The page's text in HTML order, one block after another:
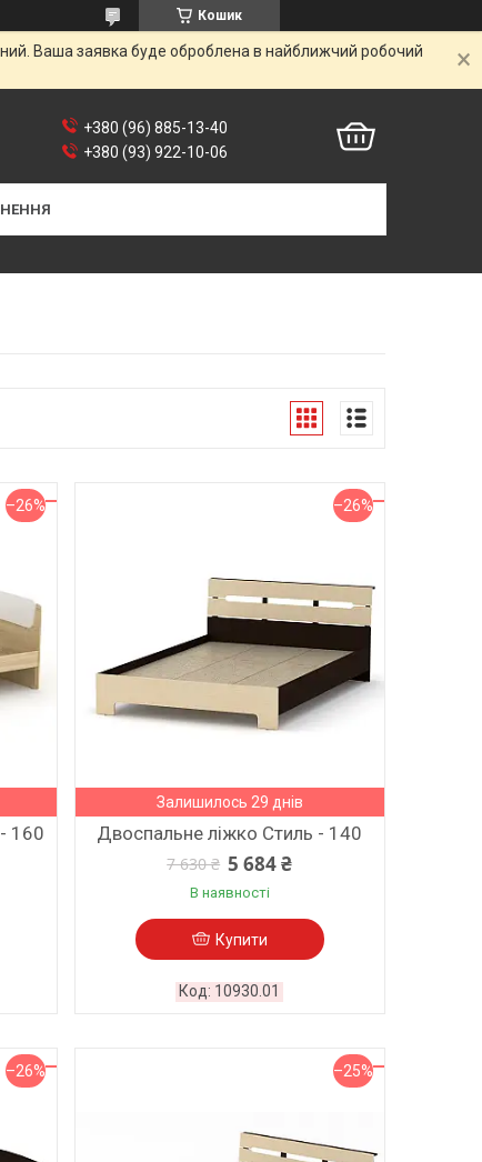
Кошик
Ваша заявка буде оброблена в найближчий робочий
+380 (96) 885-13-40
+380 (93) 922-10-06
–26%
160
–26%
Залишилось 29 днів
Двоспальне ліжко Стиль - 140
7 630 ₴ 5 684 ₴
В наявності
Купити
10930.01
–26% –25%